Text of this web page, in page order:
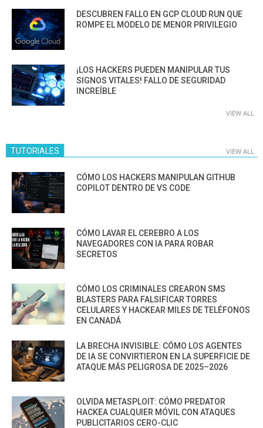
DESCUBREN FALLO EN GCP CLOUD RUN QUE
ROMPE EL MODELO DE MENOR PRIVILEGIO
¡LOS HACKERS PUEDEN MANIPULAR TUS
SIGNOS VITALES! FALLO DE SEGURIDAD
INCREÍBLE
VIEW ALL
TUTORIALES VIEW ALL
CÓMO LOS HACKERS MANIPULAN GITHUB
COPILOT DENTRO DE VS CODE
CÓMO LAVAR EL CEREBRO A LOS
NAVEGADORES CON IA PARA ROBAR
SECRETOS
CÓMO LOS CRIMINALES CREARON SMS
BLASTERS PARA FALSIFICAR TORRES
CELULARES Y HACKEAR MILES DE TELÉFONOS
EN CANADÁ
LA BRECHA INVISIBLE: CÓMO LOS AGENTES
DE IA SE CONVIRTIERON EN LA SUPERFICIE DE
ATAQUE MÁS PELIGROSA DE 2025–2026
OLVIDA METASPLOIT: CÓMO PREDATOR
HACKEA CUALQUIER MÓVIL CON ATAQUES
PUBLICITARIOS CERO-CLIC